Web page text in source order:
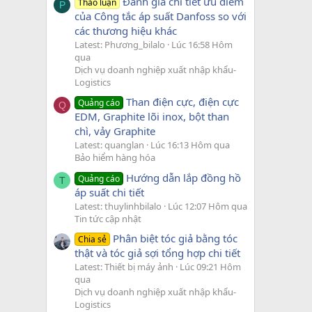
P Thảo luận
của Công tắc áp suất Danfoss so với
các thương hiệu khác
Latest: Phương_bilalo
Lúc 16:58 Hôm
qua
Dịch vụ doanh nghiệp xuất nhập khẩu-
Logistics
Q Quảng cáo Than điện cực, điện cực
EDM, Graphite lõi inox, bột than
chì, vảy Graphite
Latest: quanglan
Lúc 16:13 Hôm qua
Bảo hiểm hàng hóa
T Quảng cáo Hướng dẫn lắp đồng hồ
áp suất chi tiết
Latest: thuylinhbilalo
Lúc 12:07 Hôm qua
Tin tức cập nhật
Chia sẻ Phân biệt tóc giả bằng tóc
thật và tóc giả sợi tổng hợp chi tiết
Latest: Thiết bị máy ảnh
Lúc 09:21 Hôm
qua
Dịch vụ doanh nghiệp xuất nhập khẩu-
Logistics